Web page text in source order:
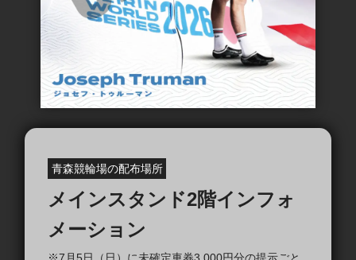
青森競輪場の配布場所
メインスタンド2階インフォ
メーション